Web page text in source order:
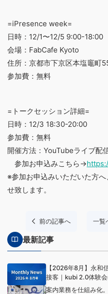
=iPresence week=
日時：12/1〜12/5 9:00-18:00
会場：FabCafe Kyoto
住所：京都市下京区本塩竈町
参加費：無料
=トークセッション詳細=
日時：12/3 18:30-20:00
参加費：無料
開催方法：YouTubeライブ配
参加お申込みこちら→
※参加お申込みいただいた方
せ致します。
前の記事へ 一覧
最新記事
【2026年8月】永和
接客｜kubi 2.0体験
案内業務を仕組み化